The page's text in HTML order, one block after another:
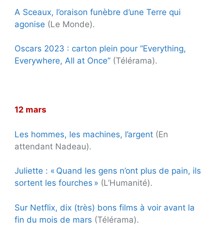
A Sceaux, l’oraison funèbre d’une Terre qui
agonise (Le Monde).
Oscars 2023 : carton plein pour “Everything,
Everywhere, All at Once” (Télérama).
12 mars
Les hommes, les machines, l’argent (En
attendant Nadeau).
Juliette : « Quand les gens n’ont plus de pain, ils
sortent les fourches » (L’Humanité).
Sur Netflix, dix (très) bons films à voir avant la
fin du mois de mars (Télérama).